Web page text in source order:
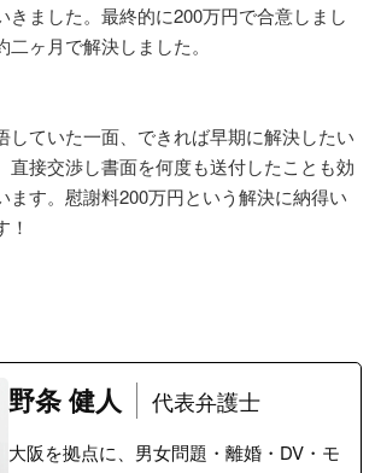
きました。最終的に200万円で合意しまし
ヶ月で解決しました。
していた一面、できれば早期に解決したい
直接交渉し書面を何度も送付したことも効
ます。慰謝料200万円という解決に納得い
！
野条 健人 代表弁護士
大阪を拠点に、男女問題・離婚・DV・モ